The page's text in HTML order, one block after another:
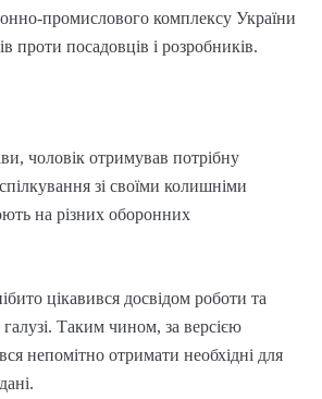
промислового комплексу України
проти посадовців і розробників.
чоловік отримував потрібну
зі своїми колишніми
на різних оборонних
цікавився досвідом роботи та
Таким чином, за версією
непомітно отримати необхідні для